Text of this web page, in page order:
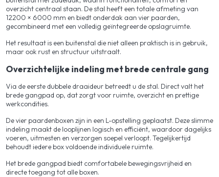
overzicht centraal staan. De stal heeft een totale afmeting van
12200 × 6000 mm en biedt onderdak aan vier paarden,
gecombineerd met een volledig geïntegreerde opslagruimte.
Het resultaat is een buitenstal die niet alleen praktisch is in gebruik,
maar ook rust en structuur uitstraalt.
Overzichtelijke indeling met brede centrale gang
Via de eerste dubbele draaideur betreedt u de stal. Direct valt het
brede gangpad op, dat zorgt voor ruimte, overzicht en prettige
werkcondities.
De vier paardenboxen zijn in een L-opstelling geplaatst. Deze slimme
indeling maakt de looplijnen logisch en efficiënt, waardoor dagelijks
voeren, uitmesten en verzorgen soepel verloopt. Tegelijkertijd
behoudt iedere box voldoende individuele ruimte.
Het brede gangpad biedt comfortabele bewegingsvrijheid en
directe toegang tot alle boxen.